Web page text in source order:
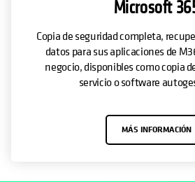
Microsoft
Copia de seguridad completa,
datos para sus aplicaciones de
negocio, disponibles como copia
servicio o software
MÁS INFORMACIÓN